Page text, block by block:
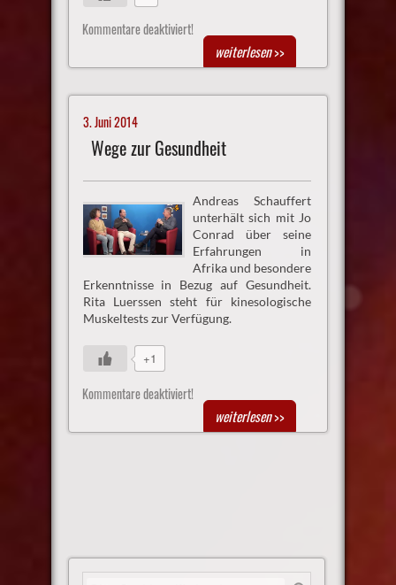
Kommentare deaktiviert!
weiterlesen>>
3. Juni 2014
Wege zur Gesundheit
Andreas Schauffert
unterhält sich mit Jo
Conrad über seine
Erfahrungen in
Afrika und besondere
Erkenntnisse in Bezug auf Gesundheit.
Rita Luerssen steht für kinesologische
Muskeltests zur Verfügung.
+1
Kommentare deaktiviert!
weiterlesen>>